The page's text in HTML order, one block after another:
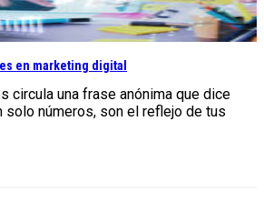
en marketing digital
circula una frase anónima que dice
solo números, son el reflejo de tus